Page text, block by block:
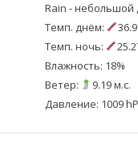
Rain - небольшой
Темп. днём:
Темп. ночь:
Влажность: 18%
Ветер:
9.19 м.с.
Давление: 1009